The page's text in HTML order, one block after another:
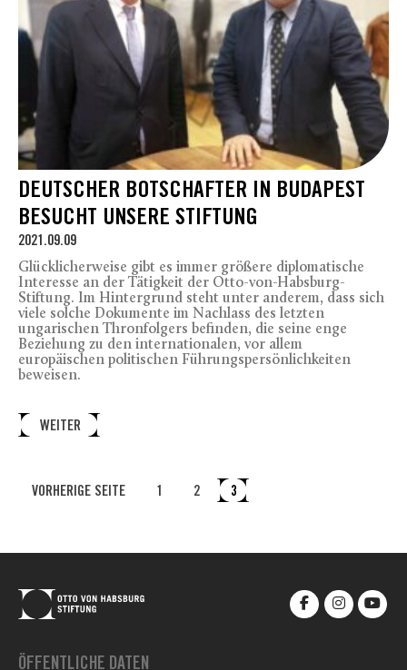
DEUTSCHER BOTSCHAFTER IN BUDAPEST
BESUCHT UNSERE STIFTUNG
2021.09.09
Glücklicherweise gibt es immer größere diplomatische
Interesse an der Tätigkeit der Otto-von-Habsburg-
Stiftung. Im Hintergrund steht unter anderem, dass sich
viele solche Dokumente im Nachlass des letzten
ungarischen Thronfolgers befinden, die seine enge
Beziehung zu den internationalen, vor allem
europäischen politischen Führungspersönlichkeiten
beweisen.
WEITER
VORHERIGE SEITE 1 2 3
ÖFFENTLICHE DATEN